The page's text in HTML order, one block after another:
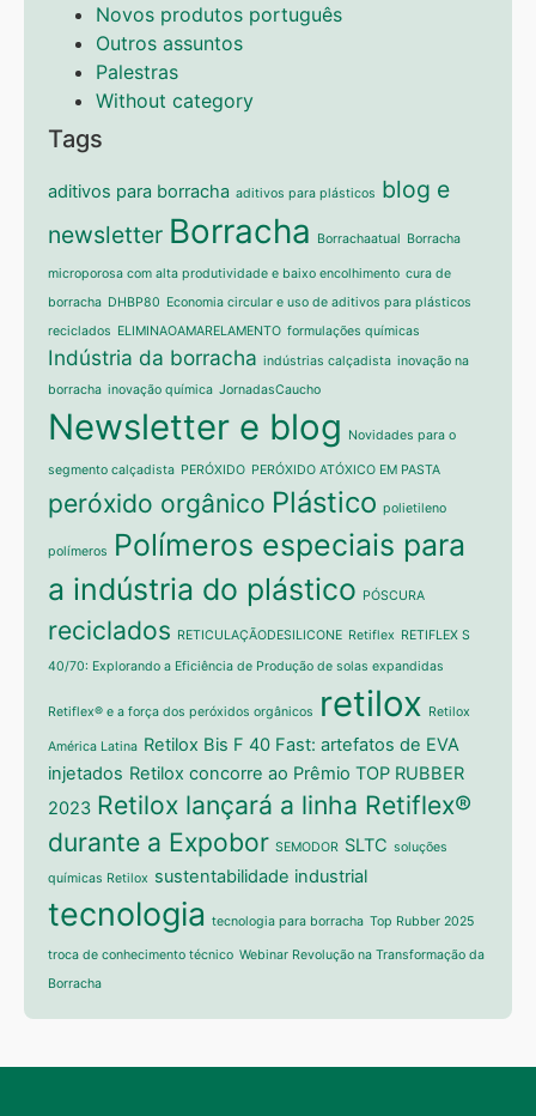
Novos produtos português
Outros assuntos
Palestras
Without category
Tags
aditivos para borracha aditivos para plásticos blog e
newsletter Borracha Borrachaatual Borracha
microporosa com alta produtividade e baixo encolhimento cura de
borracha DHBP80 Economia circular e uso de aditivos para plásticos
reciclados ELIMINAOAMARELAMENTO formulações químicas
Indústria da borracha indústrias calçadista inovação na
borracha inovação química JornadasCaucho
Newsletter e blog Novidades para o
segmento calçadista PERÓXIDO PERÓXIDO ATÓXICO EM PASTA
peróxido orgânico Plástico polietileno
polímeros
Polímeros especiais para
a indústria do plástico PÓSCURA
reciclados RETICULAÇÃODESILICONE Retiflex RETIFLEX S
40/70: Explorando a Eficiência de Produção de solas expandidas
Retiflex® e a força dos peróxidos orgânicos retilox Retilox
América Latina Retilox Bis F 40 Fast: artefatos de EVA
injetados Retilox concorre ao Prêmio TOP RUBBER
2023 Retilox lançará a linha Retiflex®
durante a Expobor SEMODOR SLTC soluções
químicas Retilox sustentabilidade industrial
tecnologia tecnologia para borracha Top Rubber 2025
troca de conhecimento técnico Webinar Revolução na Transformação da
Borracha